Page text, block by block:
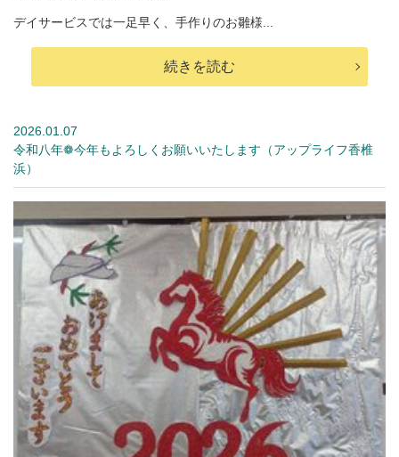
デイサービスでは一足早く、手作りのお雛様...
続きを読む
2026.01.07
令和八年❁今年もよろしくお願いいたします（アップライフ香椎
浜）